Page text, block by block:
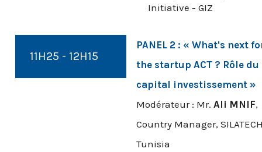
Initiative - GIZ
11H25 - 12H15
PANEL 2 : « What's next
the startup ACT ? Rôle du
capital investissement »
Modérateur : Mr. Ali MNIF,
Country Manager,
Tunisia